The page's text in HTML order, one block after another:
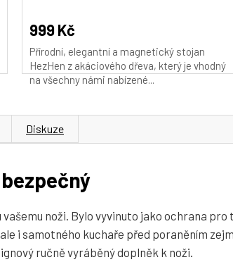
produktu
je
4,9
z
5
999 Kč
Přírodní, elegantní a magnetický stojan
HezHen z akáciového dřeva, který je vhodný
na všechny námi nabízené...
Diskuze
noži. Bylo vyvinuto jako ochrana pro
i samotného kuchaře před poraněním
ručně vyráběný doplněk k noži.